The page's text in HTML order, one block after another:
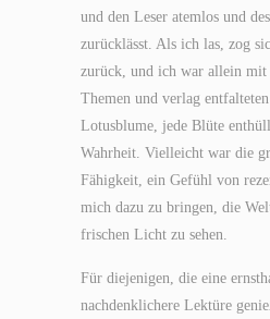
und den Leser atemlos und
zurücklässt. Als ich las, zog
zurück, und ich war allein
Themen und verlag
Lotusblume, jede Blüte
Wahrheit. Vielleicht war die
Fähigkeit, ein Gefühl von
mich dazu zu bringen, die
frischen Licht zu sehen.
Für diejenigen, die eine
nachdenklichere Lektüre